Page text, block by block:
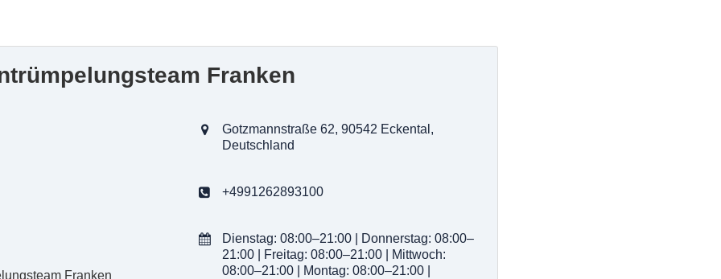
Gegenstände
Möbel an Sozialkaufhäuser Franken
Gotzmannstraße 62, 90542 Eckental,
Deutschland
+4991262893100
Dienstag: 08:00–21:00 | Donnerstag: 08:00–
21:00 | Freitag: 08:00–21:00 | Mittwoch:
08:00–21:00 | Montag: 08:00–21:00 |